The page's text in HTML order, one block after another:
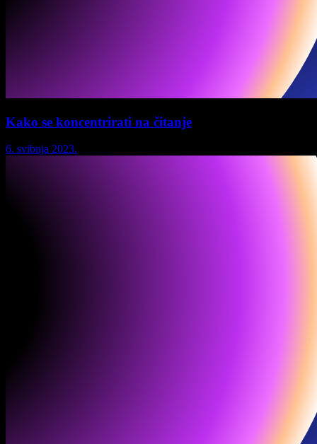
Kako se koncentrirati na čitanje
6. svibnja 2023.